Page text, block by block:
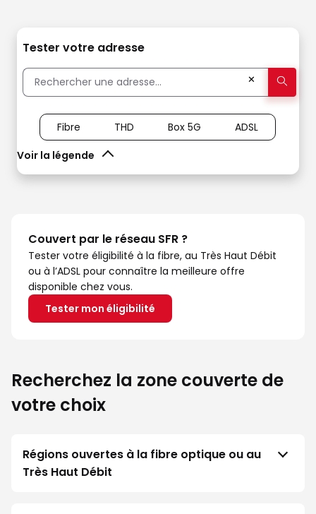
Tester votre adresse
✕
Voir la légende
Fibre THD Box 5G ADSL
Couvert par le réseau SFR ?
Tester votre éligibilité à la fibre, au Très Haut Débit
ou à l’ADSL pour connaître la meilleure offre
disponible chez vous.
Tester mon éligibilité
Recherchez la zone couverte de
votre choix
Régions ouvertes à la fibre optique ou au
Très Haut Débit